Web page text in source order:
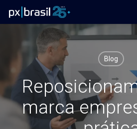
to
content
Blog
marca